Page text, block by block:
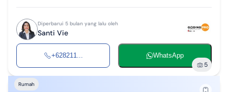
Diperbarui 5 bulan yang lalu oleh
Santi Vie
+628211... WhatsApp
5
Rumah